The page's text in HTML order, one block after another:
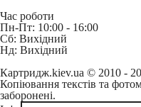
Час роботи
Пн-Пт: 10:00 - 16:00
Сб: Вихідний
Нд: Вихідний
Картридж.kiev.ua © 2010 -
Копіювання текстів та
заборонені.